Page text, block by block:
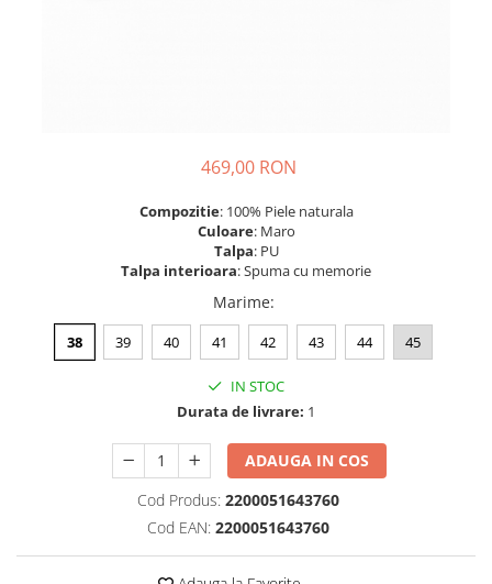
469,00 RON
Compozitie: 100% Piele naturala
Culoare: Maro
Talpa: PU
Talpa interioara: Spuma cu memorie
Marime:
38 39 40 41 42 43 44 45
IN STOC
Durata de livrare: 1
ADAUGA IN COS
Cod Produs: 2200051643760
Cod EAN: 2200051643760